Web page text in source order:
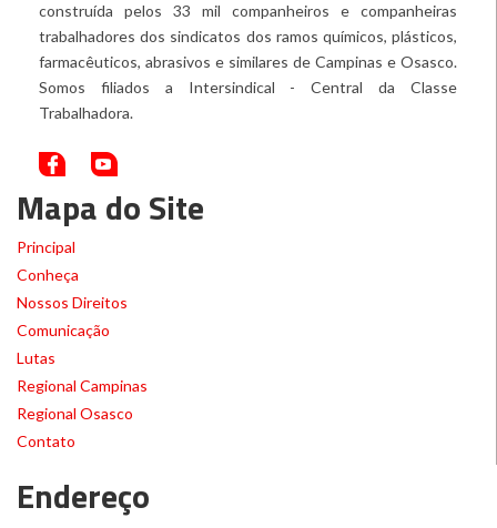
construída pelos 33 mil companheiros e companheiras
trabalhadores dos sindicatos dos ramos químicos, plásticos,
farmacêuticos, abrasivos e similares de Campinas e Osasco.
Somos filiados a Intersindical - Central da Classe
Trabalhadora.
Mapa do Site
Principal
Conheça
Nossos Direitos
Comunicação
Lutas
Regional Campinas
Regional Osasco
Contato
Endereço